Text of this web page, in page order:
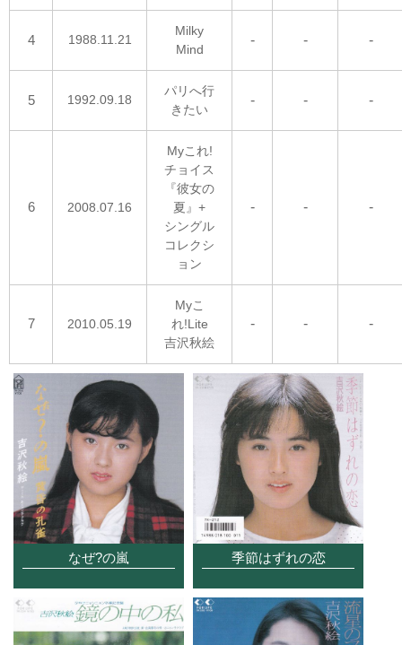
4 1988.11.21
Milky
Mind
- - -
5 1992.09.18
パリへ行
きたい
- - -
6 2008.07.16
Myこれ!
チョイス
『彼女の
夏』+
シングル
コレクシ
ョン
- - -
7 2010.05.19
Myこ
れ!Lite
吉沢秋絵
- - -
なぜ?の嵐 季節はずれの恋